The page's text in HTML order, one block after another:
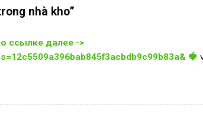
nhà kho”
ccылкe дaлee ->
🍓